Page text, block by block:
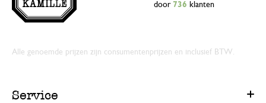
door 736 klanten
Alle genoemde prijzen zijn consumentenprijzen en inclusief BTW.
Service